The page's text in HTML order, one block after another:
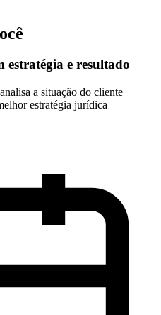
estratégia e resultado
a situação do cliente
estratégia jurídica